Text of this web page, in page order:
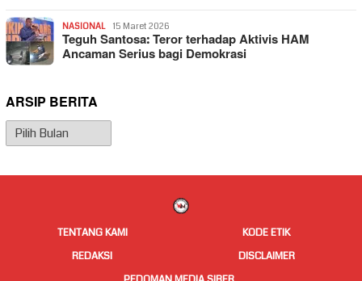
NASIONAL 15 Maret 2026
Teguh Santosa: Teror terhadap Aktivis HAM
Ancaman Serius bagi Demokrasi
ARSIP BERITA
Arsip
Berita
TENTANG KAMI
KODE ETIK
REDAKSI
DISCLAIMER